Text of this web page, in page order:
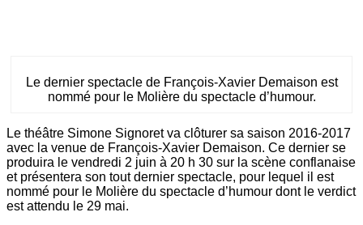
Le dernier spectacle de François-Xavier Demaison est
nommé pour le Molière du spectacle d’humour.
Le théâtre Simone Signoret va clôturer sa saison 2016-2017
avec la venue de François-Xavier Demaison. Ce dernier se
produira le vendredi 2 juin à 20 h 30 sur la scène conflanaise
et présentera son tout dernier spectacle, pour lequel il est
nommé pour le Molière du spectacle d’humour dont le verdict
est attendu le 29 mai.